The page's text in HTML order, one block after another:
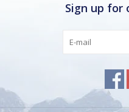
Sign up for